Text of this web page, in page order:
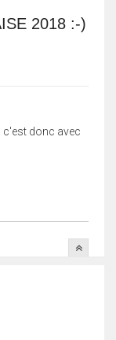
2018 :-)
c'est donc avec